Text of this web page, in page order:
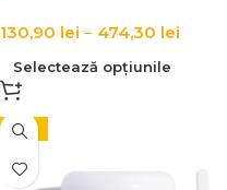
130,90 lei – 474,30 lei
Selectează opțiunile
-15%